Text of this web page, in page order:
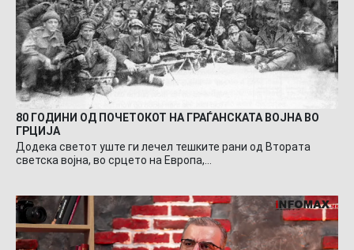
80 ГОДИНИ ОД ПОЧЕТОКОТ НА ГРАЃАНСКАТА ВОЈНА ВО
ГРЦИЈА
Додека светот уште ги лечел тешките рани од Втората
светска војна, во срцето на Европа,…